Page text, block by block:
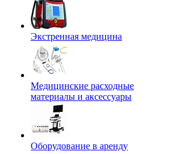
Экстренная медицина
Медицинские расходные
материалы и аксессуары
Оборудование в аренду